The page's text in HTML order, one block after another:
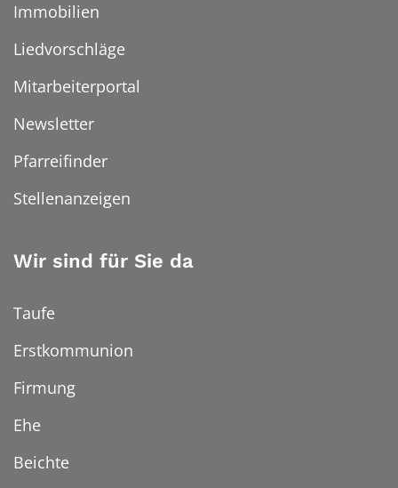
Immobilien
Liedvorschläge
Mitarbeiterportal
Newsletter
Pfarreifinder
Stellenanzeigen
Wir sind für Sie da
Taufe
Erstkommunion
Firmung
Ehe
Beichte